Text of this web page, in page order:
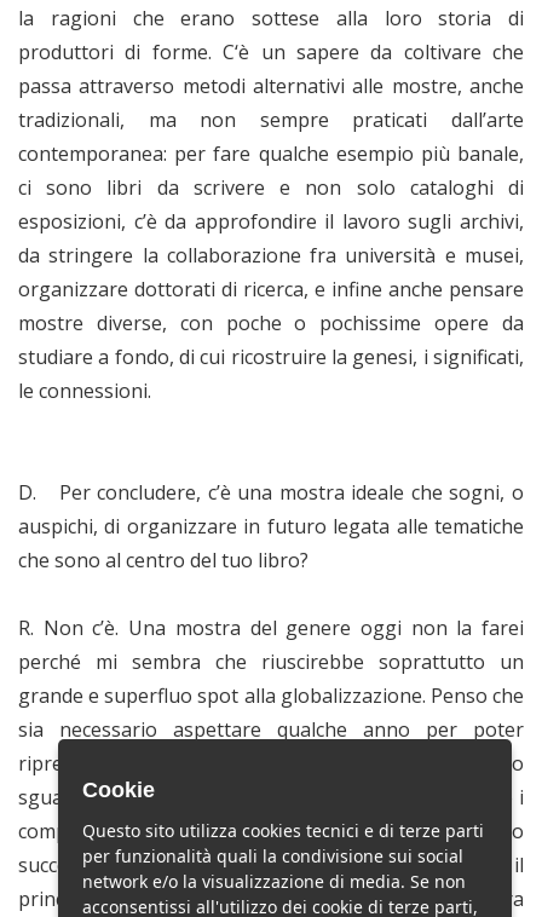
la ragioni che erano sottese alla loro storia di
produttori di forme. C‘è un sapere da coltivare che
passa attraverso metodi alternativi alle mostre, anche
tradizionali, ma non sempre praticati dall’arte
contemporanea: per fare qualche esempio più banale,
ci sono libri da scrivere e non solo cataloghi di
esposizioni, c’è da approfondire il lavoro sugli archivi,
da stringere la collaborazione fra università e musei,
organizzare dottorati di ricerca, e infine anche pensare
mostre diverse, con poche o pochissime opere da
studiare a fondo, di cui ricostruire la genesi, i significati,
le connessioni.
D.
Per concludere, c’è una mostra ideale che sogni, o
auspichi, di organizzare in futuro legata alle tematiche
che sono al centro del tuo libro?
R. Non c’è. Una mostra del genere oggi non la farei
perché mi sembra che riuscirebbe soprattutto un
grande e superfluo spot alla globalizzazione. Penso che
sia necessario aspettare qualche anno per poter
riprendere in mano tutto il tema con un più adeguato
sguardo retrospettivo che permetta di leggere meglio i
complessi passaggi critici e culturali che si sono
succeduti fra gli anni Novanta del Novecento e il
principio del nuovo millennio. Oggi una mostra
Cookie
Questo sito utilizza cookies tecnici e di terze parti
per funzionalità quali la condivisione sui social
network e/o la visualizzazione di media. Se non
acconsentissi all'utilizzo dei cookie di terze parti,